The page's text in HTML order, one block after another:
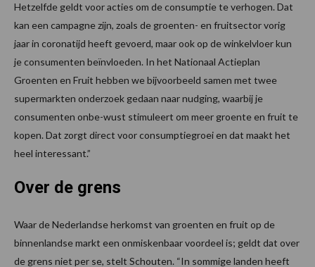
Hetzelfde geldt voor acties om de consumptie te verhogen. Dat
kan een campagne zijn, zoals de groenten- en fruitsector vorig
jaar in coronatijd heeft gevoerd, maar ook op de winkelvloer kun
je consumenten beïnvloeden. In het Nationaal Actieplan
Groenten en Fruit hebben we bijvoorbeeld samen met twee
supermarkten onderzoek gedaan naar nudging, waarbij je
consumenten onbe-wust stimuleert om meer groente en fruit te
kopen. Dat zorgt direct voor consumptiegroei en dat maakt het
heel interessant.”
Over de grens
Waar de Nederlandse herkomst van groenten en fruit op de
binnenlandse markt een onmiskenbaar voordeel is; geldt dat over
de grens niet per se, stelt Schouten. “In sommige landen heeft